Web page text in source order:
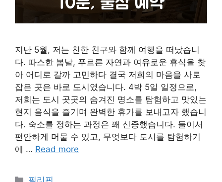
지난 5월, 저는 친한 친구와 함께 여행을 떠났습니
다. 따스한 봄날, 푸르른 자연과 여유로운 휴식을 찾
아 어디로 갈까 고민하다 결국 저희의 마음을 사로
잡은 곳은 바로 도시였습니다. 4박 5일 일정으로,
저희는 도시 곳곳의 숨겨진 명소를 탐험하고 맛있는
현지 음식을 즐기며 완벽한 휴가를 보내고자 했습니
다. 숙소를 정하는 과정은 꽤 신중했습니다. 둘이서
편안하게 머물 수 있고, 무엇보다 도시를 탐험하기
에 … Read more
카
필리핀